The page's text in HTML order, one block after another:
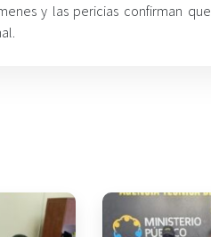
y las pericias confirman